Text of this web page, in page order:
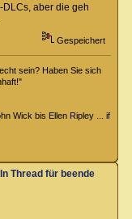
aber die geh
Gespeichert
sein? Haben Sie sich
Wick bis Ellen Ripley ... if
Thread für beendete